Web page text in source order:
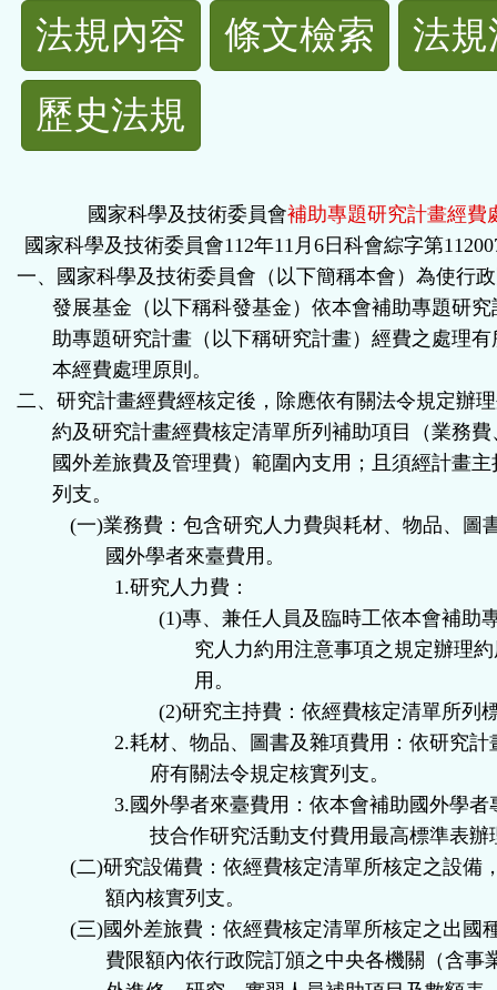
法
規
功
按
鈕
區
法規內容 條文檢索
法
歷史法規
國家科學及技術委員會補助專題研究計畫經費
國家科學及技術委員會112年11 月 6 日科會綜字第
一、國家科學及技術委員會（以下簡稱本會）為使行
發展基金（以下稱科發基金）依本會補助專題研
助專題研究計畫（以下稱研究計畫）經費之處理
本經費處理原則。
二、研究計畫經費經核定後，除應依有關法令規定辦
約及研究計畫經費核定清單所列補助項目（業務
國外差旅費及管理費）範圍內支用；且須經計畫
列支。
(一)業務費：包含研究人力費與耗材、物品、圖
國外學者來臺費用。
1.研究人力費：
(1)專、兼任人員及臨時工依本會補助
究人力約用注意事項之規定辦理
用。
(2)研究主持費：依經費核定清單所列
2.耗材、物品、圖書及雜項費用：依研究計
府有關法令規定核實列支。
3. 國外學者來臺費用：依本會補助國外學者
技合作研究活動支付費用最高標準表辦
(二)研究設備費：依經費核定清單所核定之設備
額內核實列支。
(三)國外差旅費：依經費核定清單所核定之出國
費限額內依行政院訂頒之中央各機關（含事